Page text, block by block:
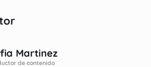
Martinez
de contenido